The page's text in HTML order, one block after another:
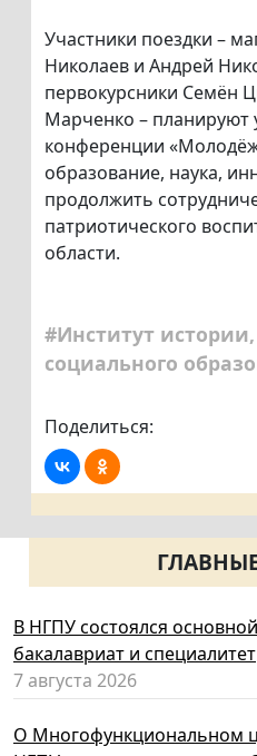
Участники поездки –
Николаев и Андрей
первокурсники Семён
Марченко – планируют
конференции
образование, наука,
продолжить
патриотического
области.
#Институт
социального
Поделиться:
В НГПУ состоялся
бакалавриат и специалитет
7 августа 2026
О Многофункциональном